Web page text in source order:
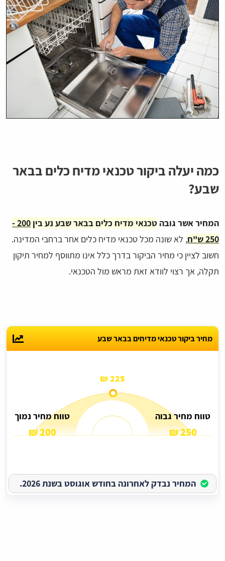
כמה יעלה ביקור טכנאי מדיח כלים בבאר
שבע?
המחיר אשר גובהטכנאי מדיח כלים בבאר שבע נע בין
200 -
250 ש"ח
, לא שונה מכל טכנאי מדיח כלים אחר ברחבי המדינה.
חשוב לציין כי מחיר הביקור בדרך כלל אינו מתווסף למחיר תיקון
תקלה, אך רצוי לוודא זאת מראש מול הטכנאי.
מחיר ביקור טכנאי מדיחים בבאר שבע
225 ₪
טווח מחיר גבוה
250 ₪
טווח מחיר נמוך
200 ₪
המחיר נבדק לאחרונה בחודש אוגוסט בשנת 2026.